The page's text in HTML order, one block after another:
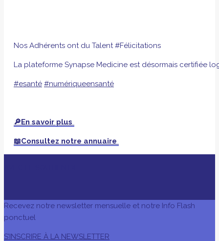
Nos Adhérents ont du Talent #Félicitations
La plateforme Synapse Medicine est désormais certifiée
#esanté #numériqueensanté
🔎En savoir plus
📖Consultez notre annuaire
Recevez notre newsletter mensuelle et notre Info Flash
ponctuel
S’INSCRIRE À LA NEWSLETTER